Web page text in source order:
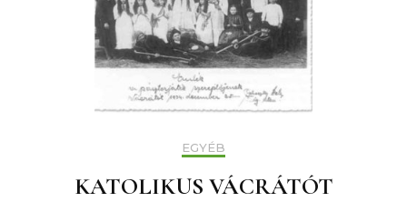
EGYÉB
KATOLIKUS VÁCRÁTÓT